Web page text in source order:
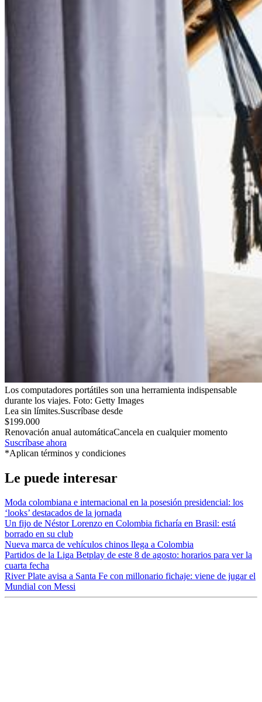
Los computadores portátiles son una herramienta indispensable
durante los viajes. Foto: Getty Images
Lea sin límites.Suscríbase desde
$199.000
Renovación anual automáticaCancela en cualquier momento
Suscríbase ahora
*Aplican términos y condiciones
Le puede interesar
Moda colombiana e internacional en la posesión presidencial: los
‘looks’ destacados de la jornada
Un fijo de Néstor Lorenzo en Colombia ficharía en Brasil: está
borrado en su club
Nueva marca de vehículos chinos llega a Colombia
Partidos de la Liga Betplay de este 8 de agosto: horarios para ver la
cuarta fecha
River Plate avisa a Santa Fe con millonario fichaje: viene de jugar el
Mundial con Messi